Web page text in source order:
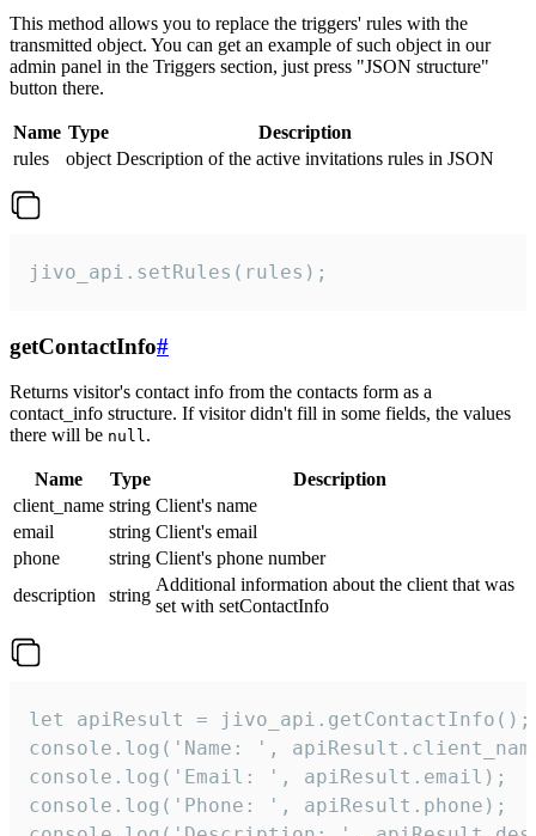
This method allows you to replace the triggers' rules with the
transmitted object. You can get an example of such object in our
admin panel in the Triggers section, just press "JSON structure"
button there.
Name Type
Description
rules
object Description of the active invitations rules in JSON
jivo_api.setRules(rules);
getContactInfo#
Returns visitor's contact info from the contacts form as a
contact_info structure. If visitor didn't fill in some fields, the values
there will be null.
Name Type
Description
client_name string Client's name
email
string Client's email
phone
string Client's phone number
description
string
Additional information about the client that was
set with setContactInfo
let apiResult = jivo_api.getContactInfo();
console.log('Name: ',
console.log('Email: ', apiResult.email);
console.log('Phone: ', apiResult.phone);